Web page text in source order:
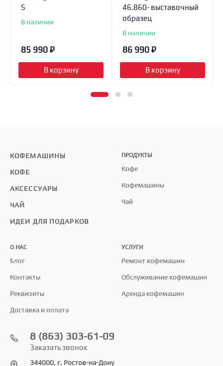
S
В наличии
85 990 ₽
В корзину
46.860- выставочный
образец
В наличии
86 990 ₽
В корзину
КОФЕМАШИНЫ
КОФЕ
АКСЕССУАРЫ
ЧАЙ
ИДЕИ ДЛЯ ПОДАРКОВ
ПРОДУКТЫ
Кофе
Кофемашины
Чай
О НАС
Блог
Контакты
Реквизиты
Доставка и оплата
УСЛУГИ
Ремонт кофемашин
Обслуживание кофемашин
Аренда кофемашин
8 (863) 303-61-09
Заказать звонок
344000, г. Ростов-на-Дону